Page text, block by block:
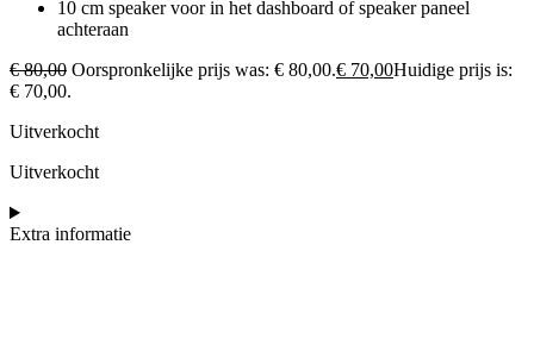
10 cm speaker voor in het dashboard of speaker paneel
achteraan
€80,00 Oorspronkelijke prijs was: € 80,00.€ 70,00Huidige prijs is:
€ 70,00.
Uitverkocht
Uitverkocht
Extra informatie